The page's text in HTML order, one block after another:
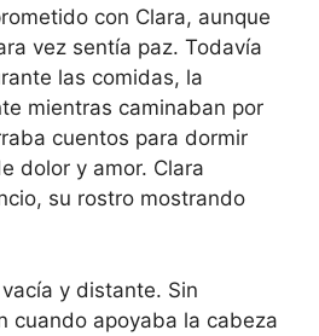
con Clara, aunque
vez sentía paz. Todavía
las comidas, la
mientras caminaban por
cuentos para dormir
dolor y amor. Clara
su rostro mostrando
y distante. Sin
cuando apoyaba la cabeza